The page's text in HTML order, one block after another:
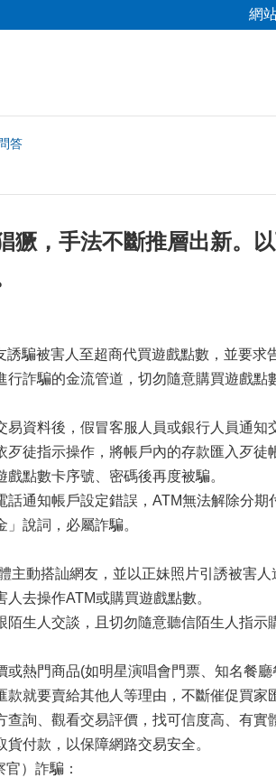
網
答
獗，手法不斷推層出新。
騙被害人至超商代買遊戲點數，並要求
詐騙的金流管道，切勿隨意購買遊戲
易資料後，假冒客服人員或銀行人員通
歹徒指示操作，將帳戶內的存款匯入歹
點數卡序號、密碼後再度被騙。
話通知帳戶設定錯誤，ATM無法解除分
說詞，必屬詐騙。
主動搭訕網友，並以正妹照片引誘被害
去操作ATM或購買遊戲點數。
生人交談，且切勿隨意聽信陌生人指示
或熱門商品(如明星演唱會門票、知名餐
款就要賣給其他人等理由，不斷催促買家
查詢、觀看交易評價，找可信度高、有
付款，以保障網路交易安全。
）詐騙：